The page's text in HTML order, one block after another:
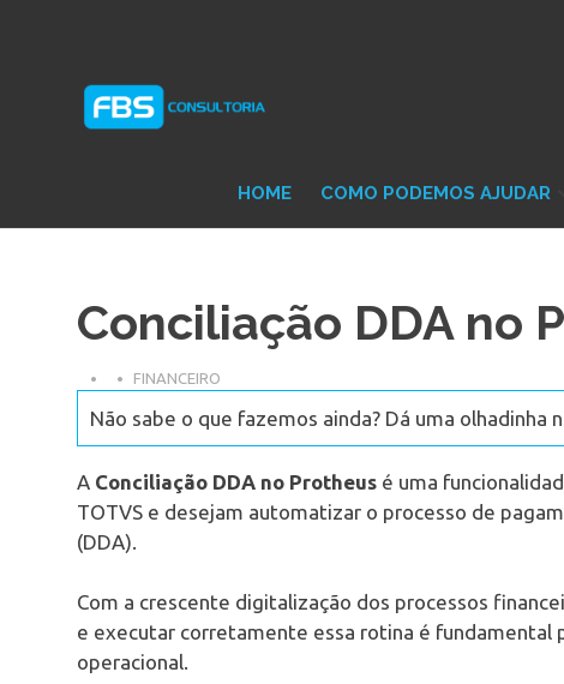
Protheus
TOTVS
HOME COMO PODEMOS AJUDAR
Conciliação DDA no
FINANCEIRO
Não sabe o que fazemos ainda? Dá uma olhadinha
A Conciliação DDA no Protheus é uma
TOTVS e desejam automatizar o processo de
(DDA).
Com a crescente digitalização dos processos
e executar corretamente essa rotina é fundamental
operacional.